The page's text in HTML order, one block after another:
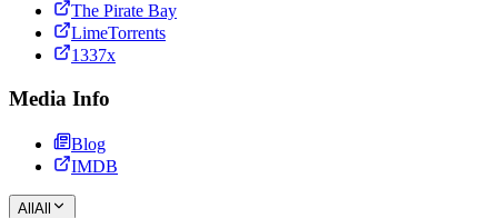
The Pirate Bay
LimeTorrents
1337x
Media Info
Blog
IMDB
All All